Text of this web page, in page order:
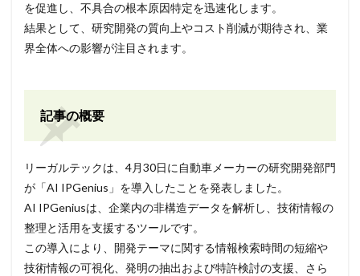
を促進し、不具合の根本原因特定を迅速化します。
結果として、研究開発の質向上やコスト削減が期待され、業
界全体への影響が注目されます。
記事の概要
リーガルテックは、4月30日に自動車メーカーの研究開発部門
が「AI IPGenius」を導入したことを発表しました。
AI IPGeniusは、企業内の非構造データを解析し、技術情報の
整理と活用を支援するツールです。
この導入により、開発テーマに関する情報検索時間の短縮や
技術情報の可視化、発明の抽出および特許検討の支援、さら